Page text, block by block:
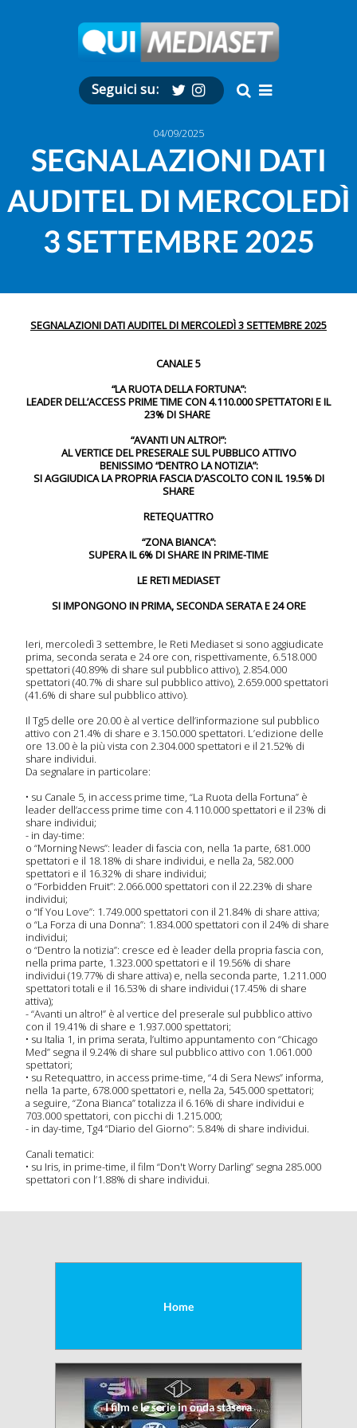
serie
Seguici su:
04/09/2025
SEGNALAZIONI DATI
AUDITEL DI MERCOLEDÌ
3 SETTEMBRE 2025
SEGNALAZIONI DATI AUDITEL DI MERCOLEDÌ 3 SETTEMBRE 2025
CANALE 5
“LA RUOTA DELLA FORTUNA”:
LEADER DELL’ACCESS PRIME TIME CON 4.110.000 SPETTATORI E IL
23% DI SHARE
“AVANTI UN ALTRO!”:
AL VERTICE DEL PRESERALE SUL PUBBLICO ATTIVO
BENISSIMO “DENTRO LA NOTIZIA”:
SI AGGIUDICA LA PROPRIA FASCIA D’ASCOLTO CON IL 19.5% DI
SHARE
RETEQUATTRO
“ZONA BIANCA”:
SUPERA IL 6% DI SHARE IN PRIME-TIME
LE RETI MEDIASET
SI IMPONGONO IN PRIMA, SECONDA SERATA E 24 ORE
Ieri, mercoledì 3 settembre, le Reti Mediaset si sono aggiudicate
prima, seconda serata e 24 ore con, rispettivamente, 6.518.000
spettatori (40.89% di share sul pubblico attivo), 2.854.000
spettatori (40.7% di share sul pubblico attivo), 2.659.000 spettatori
(41.6% di share sul pubblico attivo).
Il Tg5 delle ore 20.00 è al vertice dell’informazione sul pubblico
attivo con 21.4% di share e 3.150.000 spettatori. L’edizione delle
ore 13.00 è la più vista con 2.304.000 spettatori e il 21.52% di
share individui.
Da segnalare in particolare:
• su Canale 5, in access prime time, “La Ruota della Fortuna” è
leader dell’access prime time con 4.110.000 spettatori e il 23% di
share individui;
- in day-time:
o “Morning News”: leader di fascia con, nella 1a parte, 681.000
spettatori e il 18.18% di share individui, e nella 2a, 582.000
spettatori e il 16.32% di share individui;
o “Forbidden Fruit”: 2.066.000 spettatori con il 22.23% di share
individui;
o “If You Love”: 1.749.000 spettatori con il 21.84% di share attiva;
o “La Forza di una Donna”: 1.834.000 spettatori con il 24% di share
individui;
o “Dentro la notizia”: cresce ed è leader della propria fascia con,
nella prima parte, 1.323.000 spettatori e il 19.56% di share
individui (19.77% di share attiva) e, nella seconda parte, 1.211.000
spettatori totali e il 16.53% di share individui (17.45% di share
attiva);
-“Avanti un altro!” è al vertice del preserale sul pubblico attivo
con il 19.41% di share e 1.937.000 spettatori;
• su Italia 1, in prima serata, l’ultimo appuntamento con “Chicago
Med” segna il 9.24% di share sul pubblico attivo con 1.061.000
spettatori;
• su Retequattro, in access prime-time, “4 di Sera News” informa,
nella 1a parte, 678.000 spettatori e, nella 2a, 545.000 spettatori;
a seguire, “Zona Bianca” totalizza il 6.16% di share individui e
703.000 spettatori, con picchi di 1.215.000;
- in day-time, Tg4 “Diario del Giorno”: 5.84% di share individui.
Canali tematici:
• su Iris, in prime-time, il film “Don't Worry Darling” segna 285.000
spettatori con l’1.88% di share individui.
Home
I film e le serie in onda stasera